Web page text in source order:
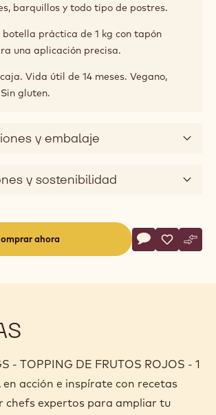
barquillos y todo tipo de postres.
botella práctica de 1 kg con tapón
una aplicación precisa.
Vida útil de 14 meses. Vegano,
gluten.
y embalaje
y sostenibilidad
ahora
Actions
Escriba un
- TOPPINGS -
Guardar
- -
- TOPPING DE FRUTOS ROJOS - 1
en acción e inspírate con recetas
chefs expertos para ampliar tu